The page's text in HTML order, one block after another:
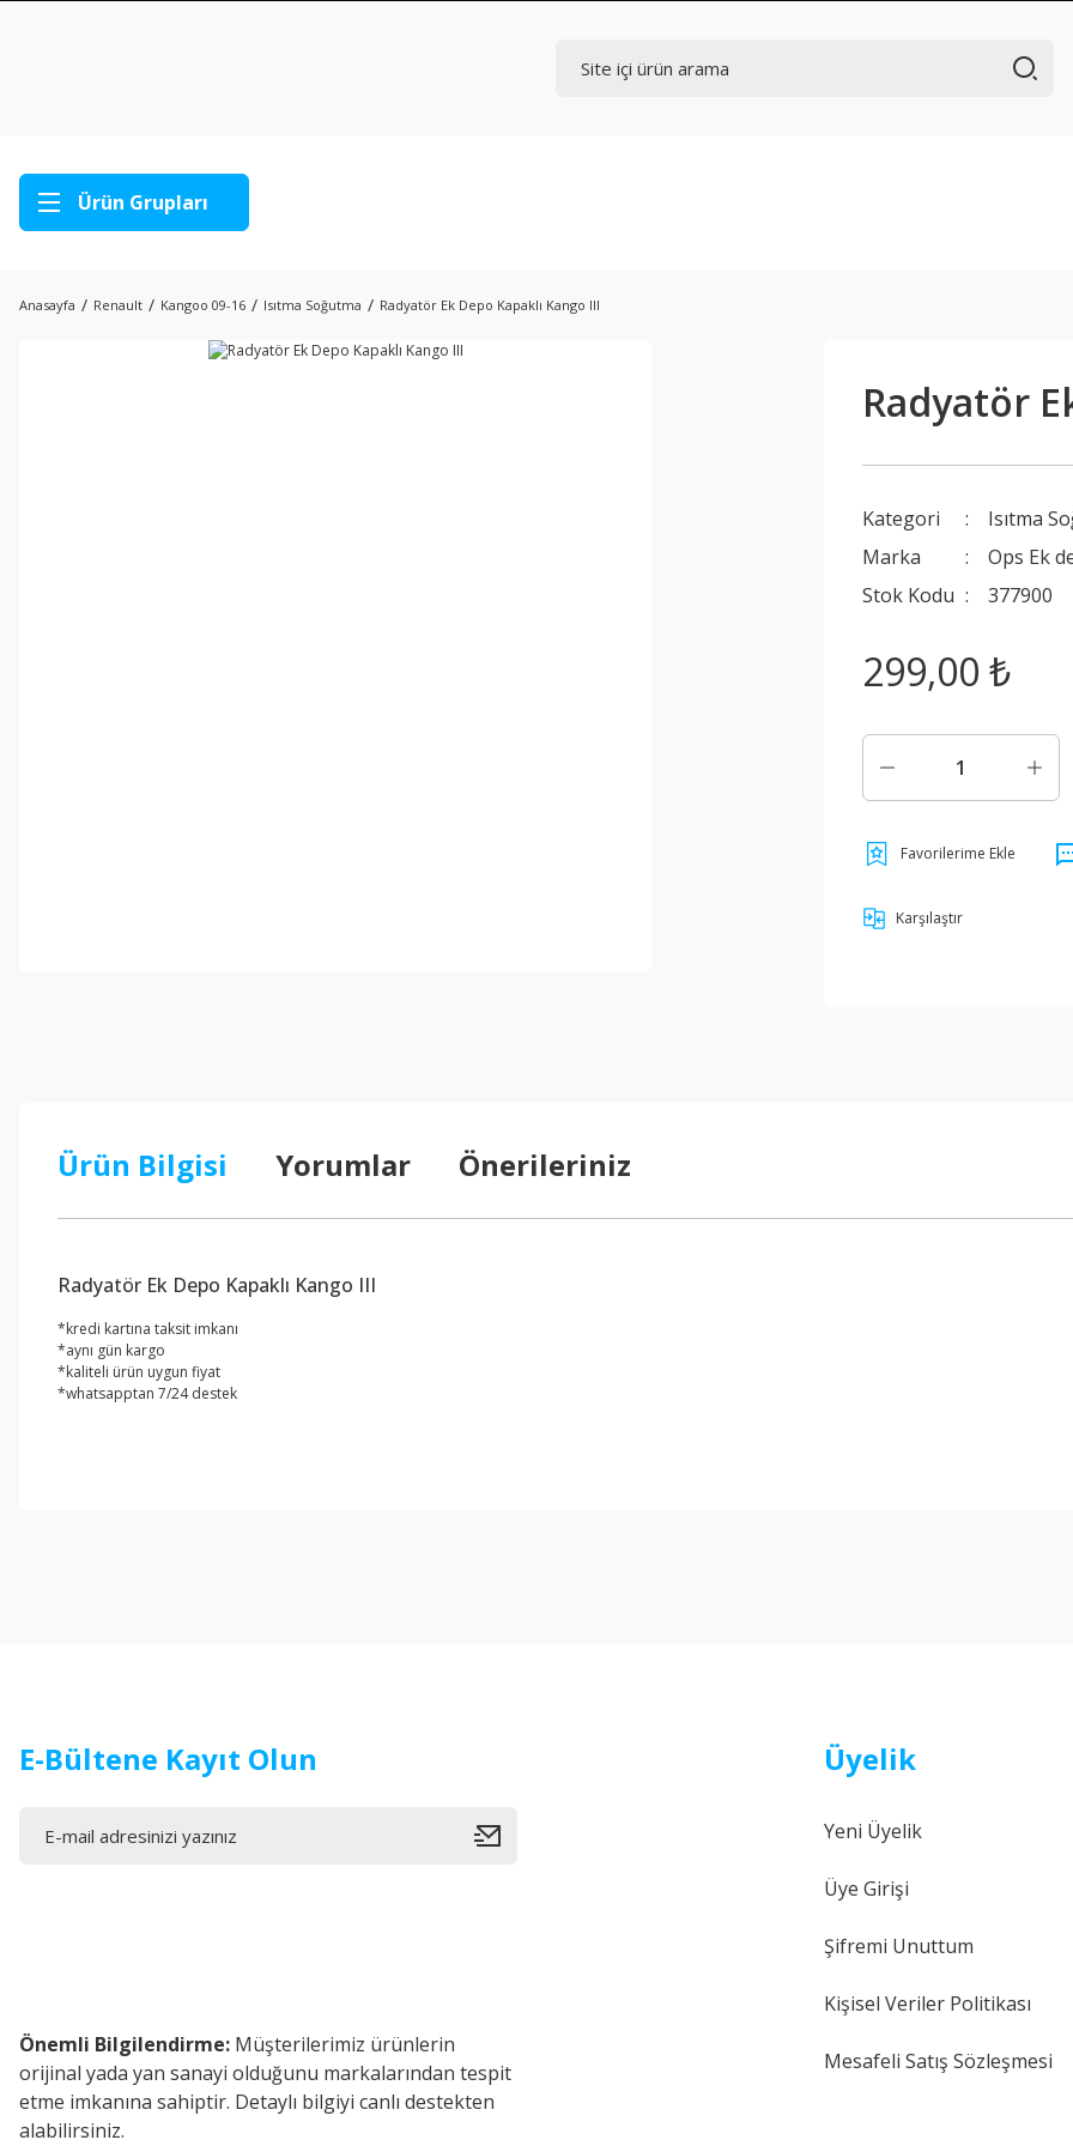
Ürün Grupları
Anasayfa Renault Kangoo 09-16 Isıtma Soğutma Radyatör Ek Depo Kapaklı Kango III
Radyatör
Kategori
Isıtma
Marka
Ops Ek
Stok Kodu
377900
299,00 ₺
Karşılaştır
Ürün Bilgisi Yorumlar Önerileriniz
Radyatör Ek Depo Kapaklı Kango III
*kredi kartına taksit imkanı
*aynı gün kargo
*kaliteli ürün uygun fiyat
*whatsapptan 7/24 destek
E-Bültene Kayıt Olun
Önemli Bilgilendirme: Müşterilerimiz ürünlerin
orijinal yada yan sanayi olduğunu markalarından tespit
etme imkanına sahiptir. Detaylı bilgiyi canlı destekten
alabilirsiniz.
Üyelik
Yeni Üyelik
Üye Girişi
Şifremi Unuttum
Kişisel Veriler Politikası
Mesafeli Satış Sözleşmesi